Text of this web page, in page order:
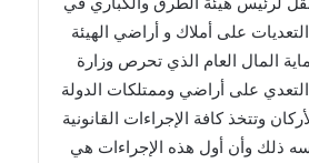
على أملاك و أراضي الهيئة
المال العام الذي تحرص وزارة
على أراضي وممتلكات الدولة
وتتخذ كافة الإجراءات القانونية
ذلك وأن أول هذه الإجراءات هي